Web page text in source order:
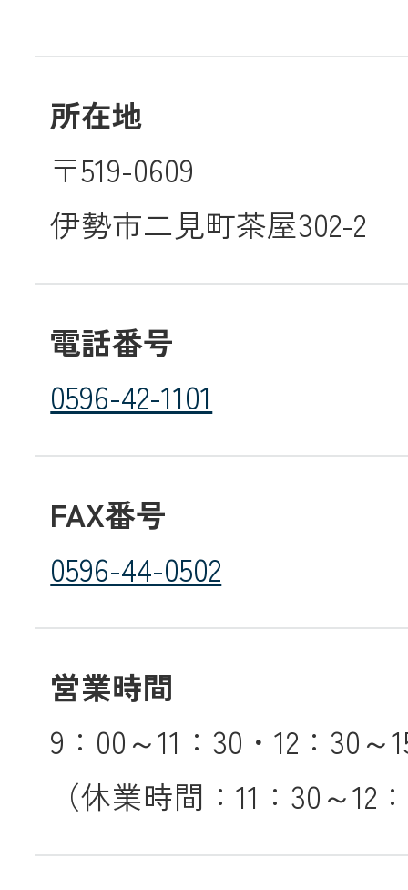
所在地
〒519-0609
伊勢市二見町茶屋302-2
電話番号
0596-42-1101
FAX番号
0596-44-0502
営業時間
9：00～11：30・12：30～
（休業時間：11：30～12